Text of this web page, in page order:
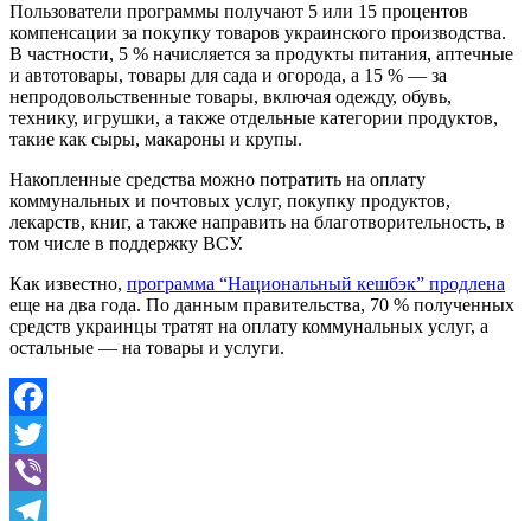
Пользователи программы получают 5 или 15 процентов
компенсации за покупку товаров украинского производства.
В частности, 5 % начисляется за продукты питания, аптечные
и автотовары, товары для сада и огорода, а 15 % — за
непродовольственные товары, включая одежду, обувь,
технику, игрушки, а также отдельные категории продуктов,
такие как сыры, макароны и крупы.
Накопленные средства можно потратить на оплату
коммунальных и почтовых услуг, покупку продуктов,
лекарств, книг, а также направить на благотворительность, в
том числе в поддержку ВСУ.
Как известно, программа “Национальный кешбэк” продлена
еще на два года. По данным правительства, 70 % полученных
средств украинцы тратят на оплату коммунальных услуг, а
остальные — на товары и услуги.
Facebook
Twitter
Viber